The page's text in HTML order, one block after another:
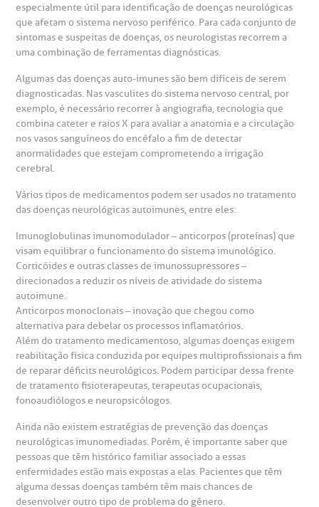
Endereço:
R. Colômbia, 332
CEP: 01438-000 | Jardim Paulista
São Paulo - SP
de cuidado
e perdidos
especialmente útil para identificação de doenças neurológicas
que afetam o sistema nervoso periférico. Para cada conjunto de
sintomas e suspeitas de doenças, os neurologistas recorrem a
uma combinação de ferramentas diagnósticas.
Algumas das doenças auto-imunes são bem difíceis de serem
diagnosticadas. Nas vasculites do sistema nervoso central, por
exemplo, é necessário recorrer à angiografia, tecnologia que
combina cateter e raios X para avaliar a anatomia e a circulação
nos vasos sanguíneos do encéfalo a fim de detectar
anormalidades que estejam comprometendo a irrigação
cerebral.
Vários tipos de medicamentos podem ser usados no tratamento
das doenças neurológicas autoimunes, entre eles:
Imunoglobulinas imunomodulador – anticorpos (proteínas) que
visam equilibrar o funcionamento do sistema imunológico.
Corticóides e outras classes de imunossupressores –
direcionados a reduzir os níveis de atividade do sistema
autoimune.
Anticorpos monoclonais – inovação que chegou como
alternativa para debelar os processos inflamatórios.
Além do tratamento medicamentoso, algumas doenças exigem
reabilitação física conduzida por equipes multiprofissionais a fim
de reparar déficits neurológicos. Podem participar dessa frente
de tratamento fisioterapeutas, terapeutas ocupacionais,
fonoaudiólogos e neuropsicólogos.
Ainda não existem estratégias de prevenção das doenças
neurológicas imunomediadas. Porém, é importante saber que
pessoas que têm histórico familiar associado a essas
enfermidades estão mais expostas a elas. Pacientes que têm
alguma dessas doenças também têm mais chances de
desenvolver outro tipo de problema do gênero.